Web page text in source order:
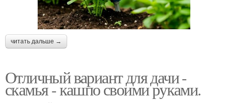
читать дальше →
Отличный вариант для дачи -
скамья - кашпо своими руками.